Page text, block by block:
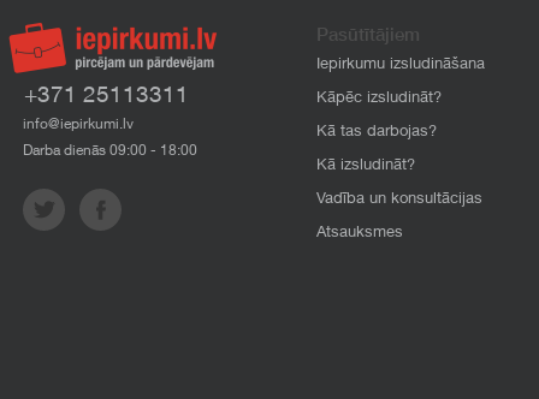
+371 25113311
info@iepirkumi.lv
Darba dienās 09:00 - 18:00
Pasūtītājiem
Iepirkumu izsludināšana
Kāpēc izsludināt?
Kā tas darbojas?
Kā izsludināt?
Vadība un konsultācijas
Atsauksmes